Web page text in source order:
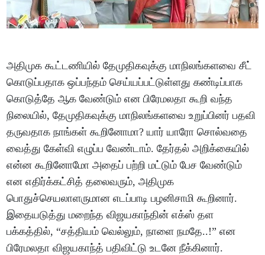
அதிமுக கூட்டணியில் தேமுதிகவுக்கு மாநிலங்களவை சீட்
கொடுப்பதாக ஒப்பந்தம் செய்யப்பட்டுள்ளது கண்டிப்பாக
கொடுத்தே ஆக வேண்டும் என பிரேமலதா கூறி வந்த
நிலையில், தேமுதிகவுக்கு மாநிலங்களவை உறுப்பினர் பதவி
தருவதாக நாங்கள் கூறினோமா? யார் யாரோ சொல்வதை
வைத்து கேள்வி எழுப்ப வேண்டாம். தேர்தல் அறிக்கையில்
என்ன கூறினோமோ அதைப் பற்றி மட்டும் பேச வேண்டும்
என எதிர்க்கட்சித் தலைவரும், அதிமுக
பொதுச்செயலாளருமான எடப்பாடி பழனிசாமி கூறினார்.
இதையடுத்து மறைந்த விஜயகாந்தின் எக்ஸ் தள
பக்கத்தில், “சத்தியம் வெல்லும், நாளை நமதே..!” என
பிரேமலதா விஜயகாந்த் பதிவிட்டு உடனே நீக்கினார்.